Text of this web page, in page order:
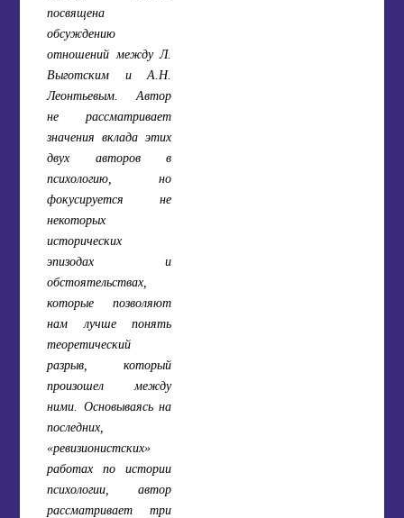
посвящена
обсуждению
отношений между Л.
Выготским и А.Н.
Леонтьевым. Автор
не рассматривает
значения вклада этих
двух авторов в
психологию, но
фокусируется не
некоторых
исторических
эпизодах и
обстоятельствах,
которые позволяют
нам лучше понять
теоретический
разрыв, который
произошел между
ними. Основываясь на
последних,
«ревизионистских»
работах по истории
психологии, автор
рассматривает три